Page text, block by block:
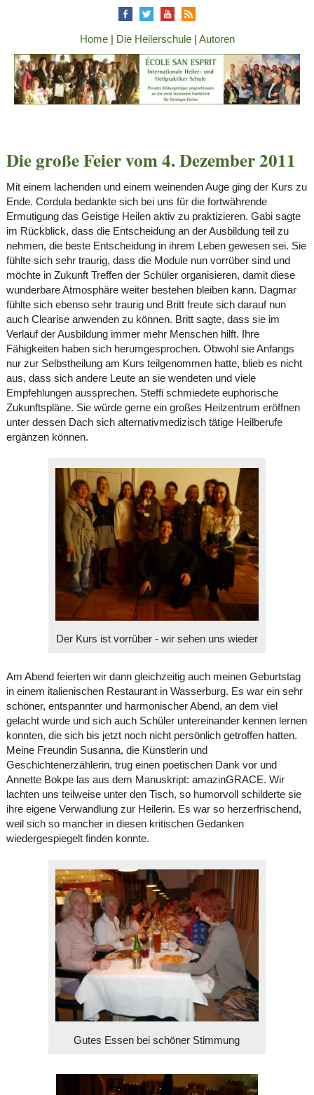
Home| Die Heilerschule| Autoren
Die große Feier vom 4. Dezember 2011
Mit einem lachenden und einem weinenden Auge ging der Kurs zu
Ende. Cordula bedankte sich bei uns für die fortwährende
Ermutigung das Geistige Heilen aktiv zu praktizieren. Gabi sagte
im Rückblick, dass die Entscheidung an der Ausbildung teil zu
nehmen, die beste Entscheidung in ihrem Leben gewesen sei. Sie
fühlte sich sehr traurig, dass die Module nun vorrüber sind und
möchte in Zukunft Treffen der Schüler organisieren, damit diese
wunderbare Atmosphäre weiter bestehen bleiben kann. Dagmar
fühlte sich ebenso sehr traurig und Britt freute sich darauf nun
auch Clearise anwenden zu können. Britt sagte, dass sie im
Verlauf der Ausbildung immer mehr Menschen hilft. Ihre
Fähigkeiten haben sich herumgesprochen. Obwohl sie Anfangs
nur zur Selbstheilung am Kurs teilgenommen hatte, blieb es nicht
aus, dass sich andere Leute an sie wendeten und viele
Empfehlungen aussprechen. Steffi schmiedete euphorische
Zukunftspläne. Sie würde gerne ein großes Heilzentrum eröffnen
unter dessen Dach sich alternativmedizisch tätige Heilberufe
ergänzen können.
Der Kurs ist vorrüber - wir sehen uns wieder
Am Abend feierten wir dann gleichzeitig auch meinen Geburtstag
in einem italienischen Restaurant in Wasserburg. Es war ein sehr
schöner, entspannter und harmonischer Abend, an dem viel
gelacht wurde und sich auch Schüler untereinander kennen lernen
konnten, die sich bis jetzt noch nicht persönlich getroffen hatten.
Meine Freundin Susanna, die Künstlerin und
Geschichtenerzählerin, trug einen poetischen Dank vor und
Annette Bokpe las aus dem Manuskript: amazinGRACE. Wir
lachten uns teilweise unter den Tisch, so humorvoll schilderte sie
ihre eigene Verwandlung zur Heilerin. Es war so herzerfrischend,
weil sich so mancher in diesen kritischen Gedanken
wiedergespiegelt finden konnte.
Gutes Essen bei schöner Stimmung